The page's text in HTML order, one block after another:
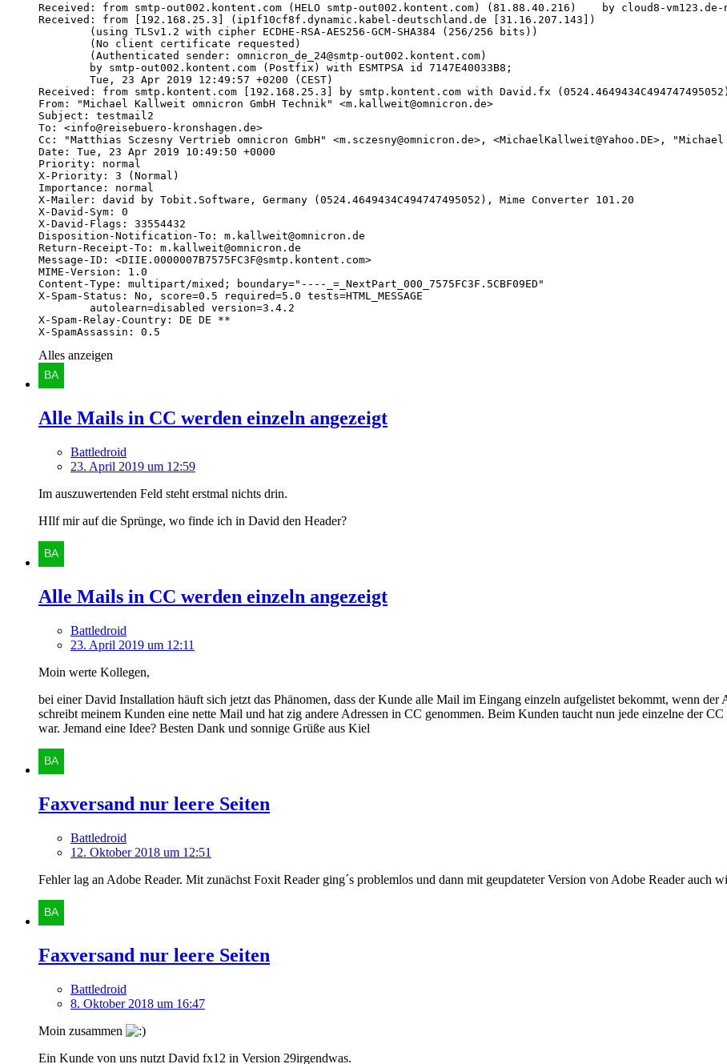
X-SpamAssassin: 0.5
Alles anzeigen
Alle Mails in CC werden einzeln angezeigt
Battledroid
23. April 2019 um 12:59
Im auszuwertenden Feld steht erstmal nichts drin.
HIlf mir auf die Sprünge, wo finde ich in David den Header?
Alle Mails in CC werden einzeln angezeigt
Battledroid
23. April 2019 um 12:11
Moin werte Kollegen,
bei einer David Installation häuft sich jetzt das Phänomen, dass der Kunde alle Mail im Eingang einzeln aufgelistet bekommt, wenn der
schreibt meinem Kunden eine nette Mail und hat zig andere Adressen in CC genommen. Beim Kunden taucht nun jede einzelne der
war. Jemand eine Idee? Besten Dank und sonnige Grüße aus Kiel
Faxversand nur leere Seiten
Battledroid
12. Oktober 2018 um 12:51
Fehler lag an Adobe Reader. Mit zunächst Foxit Reader ging´s problemlos und dann mit geupdateter Version von Adobe Reader auch
Faxversand nur leere Seiten
Battledroid
8. Oktober 2018 um 16:47
Moin zusammen
Ein Kunde von uns nutzt David fx12 in Version 29irgendwas.